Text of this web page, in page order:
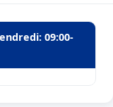
09:00-